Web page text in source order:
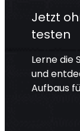
Jetzt
testen
Lerne die
und
Aufbaus